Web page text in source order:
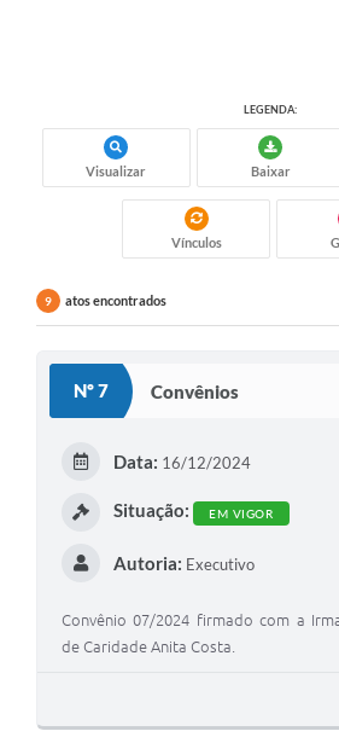
LEGENDA:
Visualizar Baixar
Vínculos
9 atos encontrados
Nº 7 Convênios
Data: 16/12/2024
Situação: EM VIGOR
Autoria: Executivo
Convênio 07/2024 firmado com a
de Caridade Anita Costa.